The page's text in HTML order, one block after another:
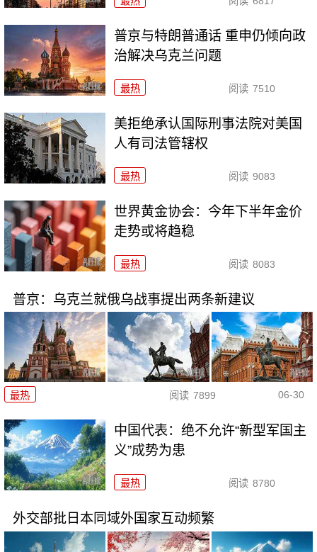
普京与特朗普通话 重申仍倾向政
治解决乌克兰问题
最热 阅读 7510
美拒绝承认国际刑事法院对美国
人有司法管辖权
最热 阅读 9083
世界黄金协会：今年下半年金价
走势或将趋稳
最热 阅读 8083
普京：乌克兰就俄乌战事提出两条新建议
最热 阅读 7899 06-30
中国代表：绝不允许“新型军国主
义”成势为患
最热 阅读 8780
外交部批日本同域外国家互动频繁